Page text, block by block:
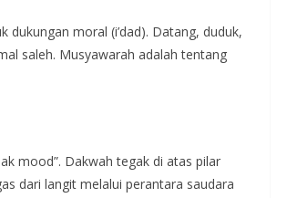
dukungan moral (i’dad). Datang, duduk,
saleh. Musyawarah adalah tentang
mood”. Dakwah tegak di atas pilar
dari langit melalui perantara saudara